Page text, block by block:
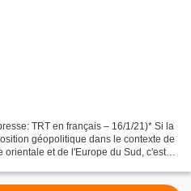
TRT en français – 16/1/21)* Si la
géopolitique dans le contexte de
et de l'Europe du Sud, c'est